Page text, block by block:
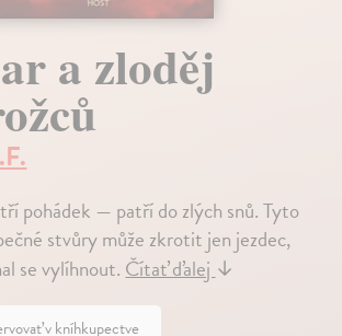
a zloděj
pohádek — patří do zlých snů. Tyto
stvůry může zkrotit jen jezdec,
se vylíhnout.Čítať ďalej↓
v kníhkupectve